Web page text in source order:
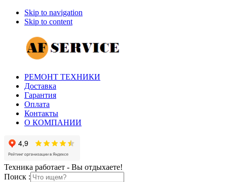
Skip to navigation
Skip to content
РЕМОНТ ТЕХНИКИ
Доставка
Гарантия
Оплата
Контакты
О КОМПАНИИ
Техника работает - Вы отдыхаете!
Поиск :